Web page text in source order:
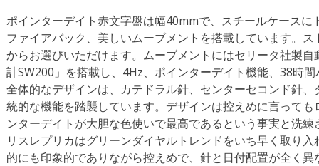
ポインターデイト赤文字盤は幅40mmで、スチールケース
ファイアバック、美しいムーブメントを搭載しています。
からお選びいただけます。ムーブメントにはセリータ社製
計SW200」を搭載し、4Hz、ポインターデイト機能、38時
全体的なデザインは、カテドラル針、センターセコンド針
統的な機能を踏襲しています。デザインは控えめに言って
ンターデイトが大胆な色使いで最高であるという事実と洗
リスレプリカはグリーンダイヤルトレンドをいち早く取り
的にも印象的でありながら控えめで、針と日付配置が全く